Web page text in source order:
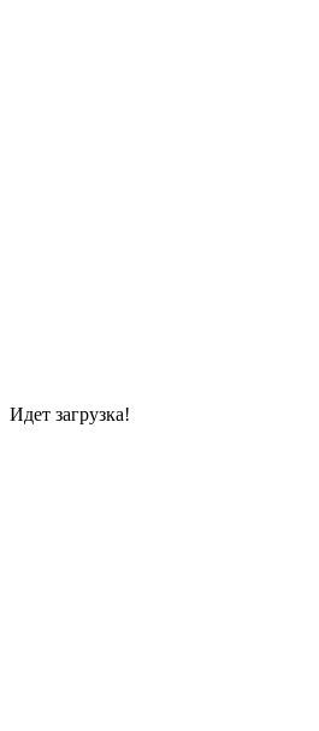
Идет загрузка!